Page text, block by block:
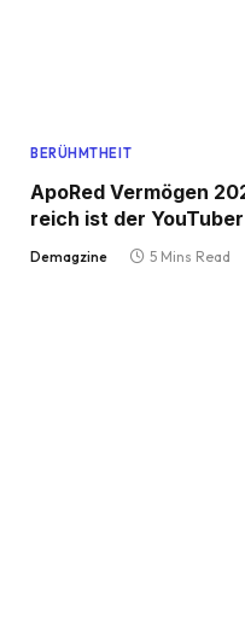
BERÜHMTHEIT
ApoRed Vermögen
reich ist der
Demagzine 5 Mins Read